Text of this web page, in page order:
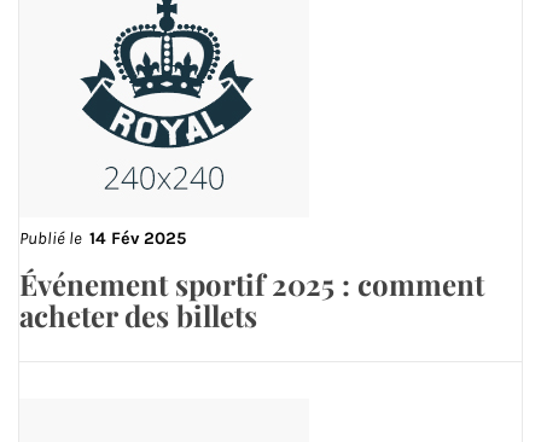
Publié le 14 Fév 2025
Événement sportif 2025 : comment
acheter des billets